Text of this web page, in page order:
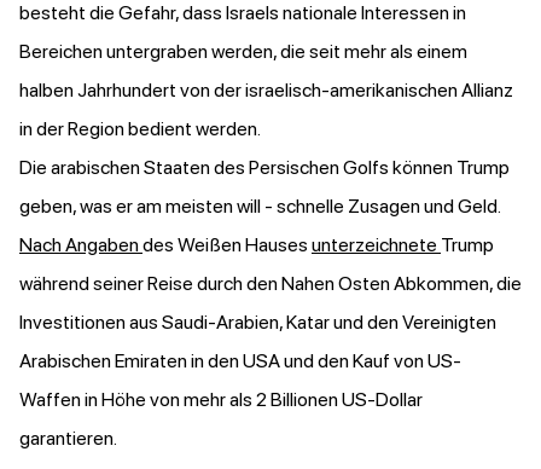
besteht die Gefahr, dass Israels nationale Interessen in
Bereichen untergraben werden, die seit mehr als einem
halben Jahrhundert von der israelisch-amerikanischen Allianz
in der Region bedient werden.
Die arabischen Staaten des Persischen Golfs können Trump
geben, was er am meisten will - schnelle Zusagen und Geld.
Nach Angabendes Weißen Hauses unterzeichnete Trump
während seiner Reise durch den Nahen Osten Abkommen, die
Investitionen aus Saudi-Arabien, Katar und den Vereinigten
Arabischen Emiraten in den USA und den Kauf von US-
Waffen in Höhe von mehr als 2 Billionen US-Dollar
garantieren.